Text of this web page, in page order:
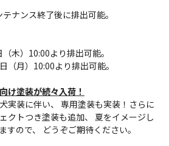
ナンス終了後に排出可能。
木）10:00より排出可能。
（月）10:00より排出可能。
け塗装が続々入荷！
実装に伴い、 専用塗装も実装！さらに
クトつき塗装も追加、 夏をイメージし
すので、 どうぞご期待ください。